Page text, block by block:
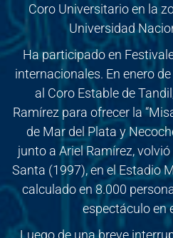
Coro Universitario en la
Universidad
Ha participado en
internacionales. En enero
al Coro Estable de
Ramírez para ofrecer la
de Mar del Plata y
junto a Ariel Ramírez,
Santa (1997), en el Estadio
calculado en 8.000
espectáculo en
Luego de una breve